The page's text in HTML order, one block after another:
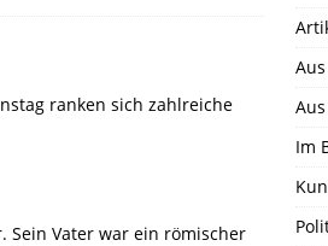
ranken sich zahlreiche
Sein Vater war ein römischer
Im